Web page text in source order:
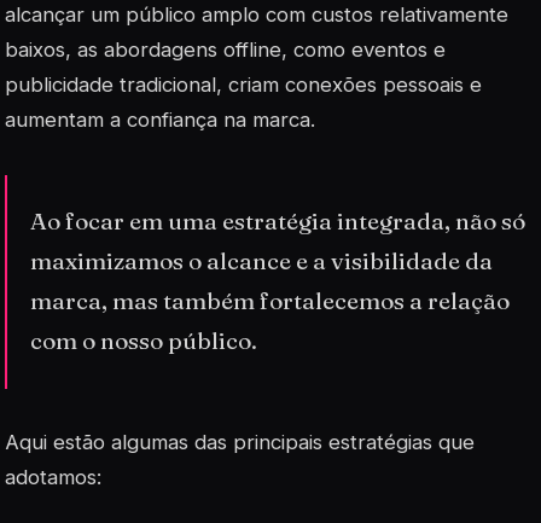
alcançar um público amplo com custos relativamente
baixos, as abordagens offline, como eventos e
publicidade tradicional, criam conexões pessoais e
aumentam a confiança na marca.
Ao focar em uma estratégia integrada, não só
maximizamos o alcance e a visibilidade da
marca, mas também fortalecemos a relação
com o nosso público.
Aqui estão algumas das principais estratégias que
adotamos: